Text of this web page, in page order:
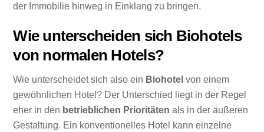
der Immobilie hinweg in Einklang zu bringen.
Wie unterscheiden sich Biohotels
von normalen Hotels?
Wie unterscheidet sich also ein Biohotel von einem
gewöhnlichen Hotel? Der Unterschied liegt in der Regel
eher in den betrieblichen Prioritäten als in der äußeren
Gestaltung. Ein konventionelles Hotel kann einzelne